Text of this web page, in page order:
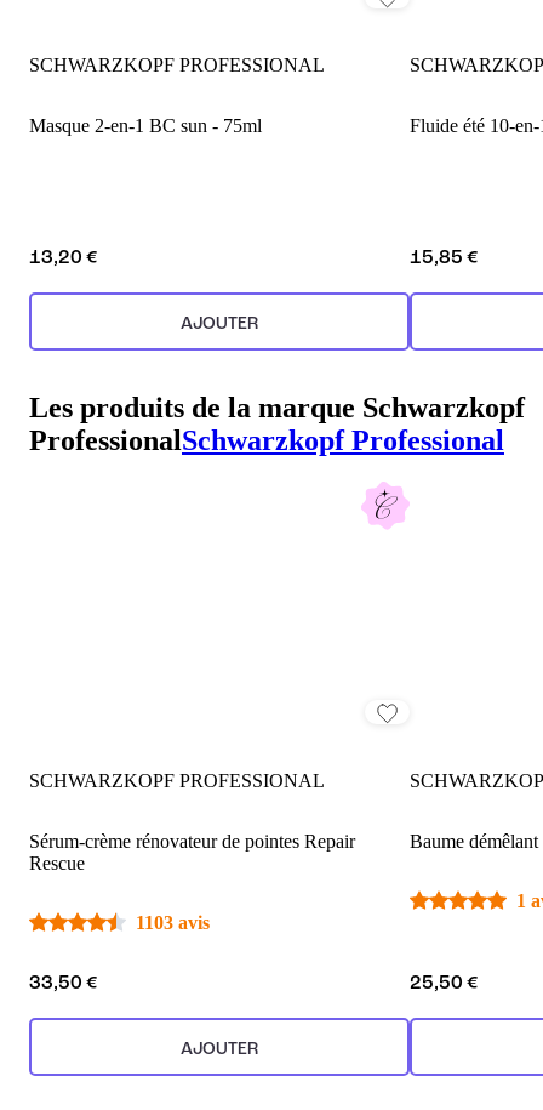
SCHWARZKOPF PROFESSIONAL
Masque 2-en-1 BC sun - 75ml
13,20 €
AJOUTER
15,85 €
Les produits de la marque Schwarzkopf
ProfessionalSchwarzkopf Professional
SCHWARZKOPF PROFESSIONAL
Sérum-crème rénovateur de pointes Repair
Rescue
1103 avis
33,50 €
AJOUTER
Baume
1
25,50 €